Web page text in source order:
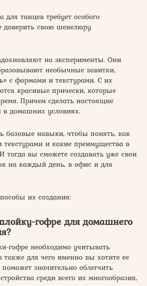
для танцев требует особого
доверить свою шевелюру
на эксперименты. Они
необычные завитки,
с формами и текстурами. С их
красивые прически, которые
Причем сделать настоящие
домашних условиях.
базовые навыки, чтобы понять, как
текстурами и какие преимущества в
тогда вы сможете создавать уже свои
на каждый день, в офис и для
их создания:
гофре для домашнего
гофре необходимо учитывать
также для чего именно вы хотите ее
поможет значительно облегчить
среди всего их многообразия,